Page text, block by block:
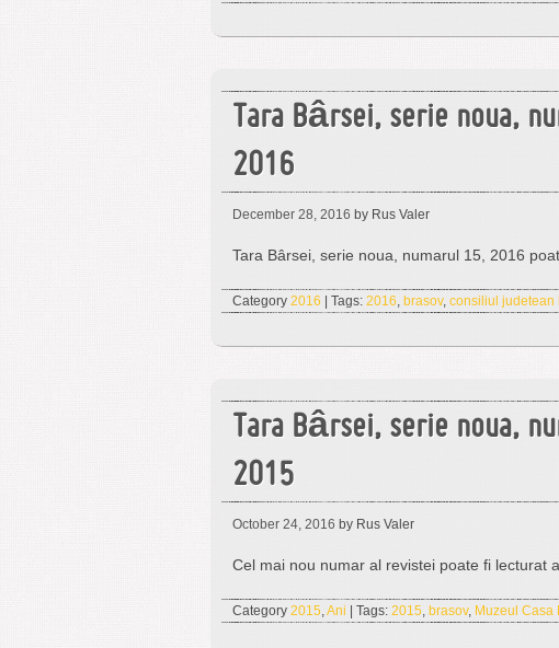
Tara Bârsei, serie noua,
2016
December 28, 2016 by Rus Valer
Tara Bârsei, serie noua, numarul 15, 2016
Category 2016 | Tags: 2016, brasov, consiliul judetean
Tara Bârsei, serie noua,
2015
October 24, 2016 by Rus Valer
Cel mai nou numar al revistei poate fi lecturat
Category 2015,Ani | Tags: 2015, brasov, Muzeul Casa